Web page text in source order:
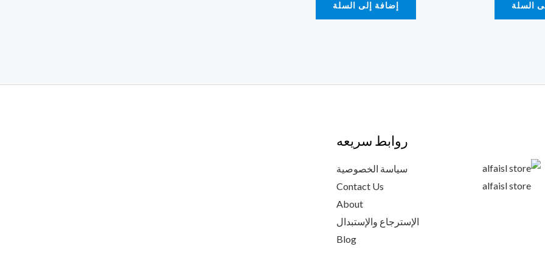
السلة إضافة إلى السلة
alfaisl store
روابط سريعه
سياسة الخصوصية
Contact Us
About
الإسترجاع والإستبدال
Blog